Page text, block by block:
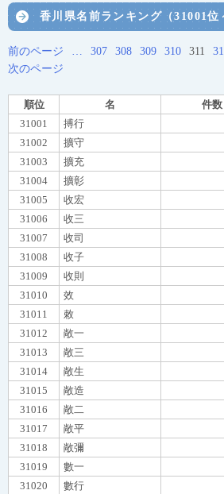
香川県名前ランキング（31001位
前のページ … 307 308 309 310 311
次のページ
順位 名 件数
31001
搏行
31002
擴守
31003
擴充
31004
擴彰
31005
收宏
31006
收三
31007
收司
31008
收子
31009
收則
31010
效
31011
敕
31012
敞一
31013
敞三
31014
敞生
31015
敞造
31016
敞二
31017
敞平
31018
敞彌
31019
數一
31020
數行